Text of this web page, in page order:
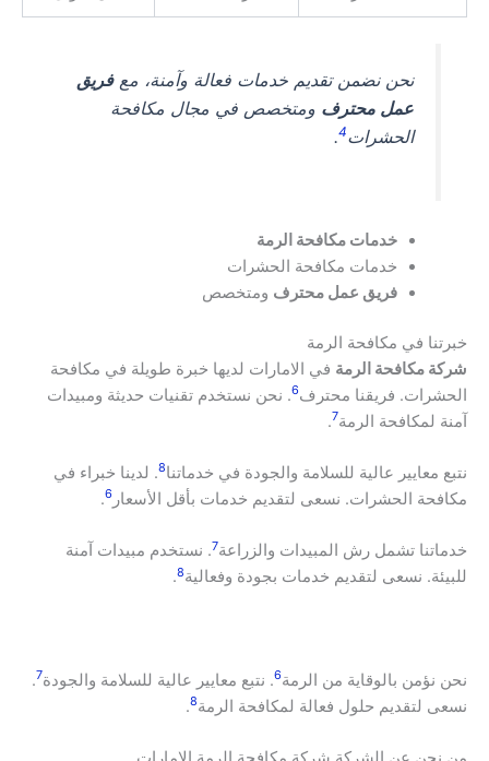
نحن نضمن تقديم خدمات فعالة وآمنة، معفريق
عمل محترف ومتخصص في مجال مكافحة
الحشرات4
.
خدمات مكافحة الرمة
خدمات مكافحة الحشرات
فريق عمل محترف ومتخصص
خبرتنا في مكافحة الرمة
شركة مكافحة الرمة في الامارات لديها خبرة طويلة في مكافحة
الحشرات. فريقنا محترف6. نحن نستخدم تقنيات حديثة ومبيدات
آمنة لمكافحة الرمة7
.
نتبع معايير عالية للسلامة والجودة في خدماتنا8. لدينا خبراء في
مكافحة الحشرات. نسعى لتقديم خدمات بأقل الأسعار 6
.
خدماتنا تشمل رش المبيدات والزراعة7. نستخدم مبيدات آمنة
للبيئة. نسعى لتقديم خدمات بجودة وفعالية8
.
نحن نؤمن بالوقاية من الرمة6. نتبع معايير عالية للسلامة والجودة7
.
نسعى لتقديم حلول فعالة لمكافحة الرمة8
.